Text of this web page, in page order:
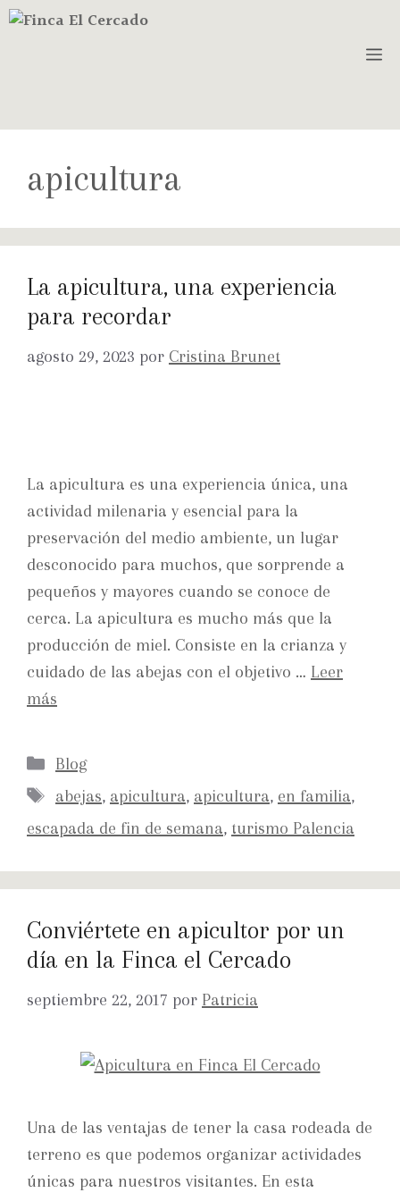
apicultura
La apicultura, una experiencia
para recordar
agosto 29, 2023 por Cristina Brunet
La apicultura es una experiencia única, una
actividad milenaria y esencial para la
preservación del medio ambiente, un lugar
desconocido para muchos, que sorprende a
pequeños y mayores cuando se conoce de
cerca. La apicultura es mucho más que la
producción de miel. Consiste en la crianza y
cuidado de las abejas con el objetivo … Leer
más
Blog
abejas, apicultura, apicultura, en familia,
escapada de fin de semana, turismo Palencia
Conviértete en apicultor por un
día en la Finca el Cercado
septiembre 22, 2017 por Patricia
Una de las ventajas de tener la casa rodeada de
terreno es que podemos organizar actividades
únicas para nuestros visitantes. En esta